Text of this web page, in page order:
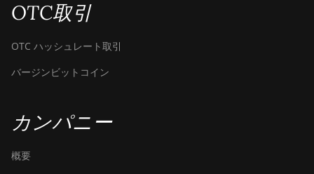
OTC取引
OTC ハッシュレート取引
バージンビットコイン
カンパニー
概要